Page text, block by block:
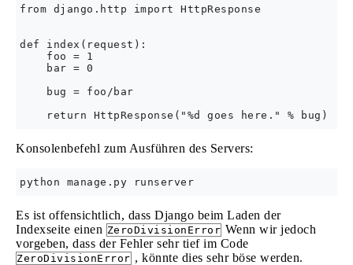
from django.http import HttpResponse
def index(request):
    foo = 1
    bar = 0
    bug = foo/bar
Konsolenbefehl zum Ausführen des Servers:
Es ist offensichtlich, dass Django beim Laden der
Indexseite einen ZeroDivisionError Wenn wir jedoch
vorgeben, dass der Fehler sehr tief im Code
ZeroDivisionError , könnte dies sehr böse werden.